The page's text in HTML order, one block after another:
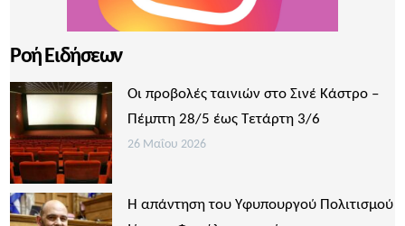
Ροή Ειδήσεων
Οι προβολές ταινιών στο Σινέ Κάστρο –
Πέμπτη 28/5 έως Τετάρτη 3/6
26 Μαΐου 2026
Η απάντηση του Υφυπουργού Πολιτισμού